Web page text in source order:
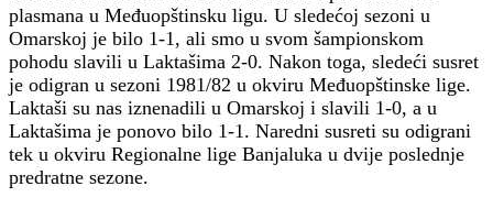
plasmana u Međuopštinsku ligu. U sledećoj sezoni u
Omarskoj je bilo 1-1, ali smo u svom šampionskom
pohodu slavili u Laktašima 2-0. Nakon toga, sledeći susret
je odigran u sezoni 1981/82 u okviru Međuopštinske lige.
Laktaši su nas iznenadili u Omarskoj i slavili 1-0, a u
Laktašima je ponovo bilo 1-1. Naredni susreti su odigrani
tek u okviru Regionalne lige Banjaluka u dvije poslednje
predratne sezone.